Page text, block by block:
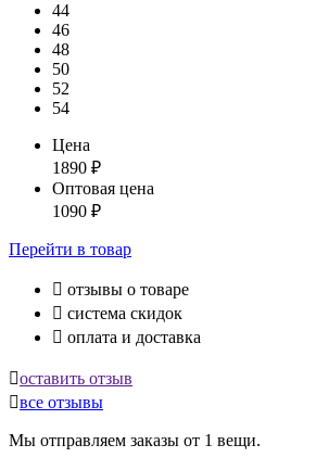
44
46
48
50
52
54
Цена
1890 ₽
Оптовая цена
1090 ₽
Перейти в товар
 отзывы о товаре
 система скидок
 оплата и доставка
оставить отзыв
все отзывы
Мы отправляем заказы от 1 вещи.